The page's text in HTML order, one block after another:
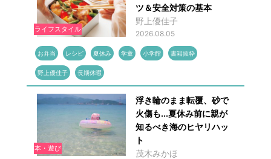
ライフスタイル
ツ＆安全対策の基本
野上優佳子
2026.08.05
お弁当 レシピ 夏休み 学童 小学館 書籍抜粋
野上優佳子 長期休暇
本・遊び
浮き輪のまま転覆、砂で
火傷も...夏休み前に親が
知るべき海のヒヤリハッ
ト
茂木みかほ